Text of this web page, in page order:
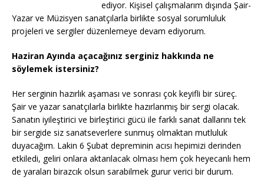
ediyor. Kişisel çalışmalarım dışında Şair-
Yazar ve Müzisyen sanatçılarla birlikte sosyal sorumluluk
projeleri ve sergiler düzenlemeye devam ediyorum.
Haziran Ayında açacağınız serginiz hakkında ne
söylemek istersiniz?
Her serginin hazırlık aşaması ve sonrası çok keyifli bir süreç.
Şair ve yazar sanatçılarla birlikte hazırlanmış bir sergi olacak.
Sanatın iyileştirici ve birleştirici gücü ile farklı sanat dallarını tek
bir sergide siz sanatseverlere sunmuş olmaktan mutluluk
duyacağım. Lakin 6 Şubat depreminin acısı hepimizi derinden
etkiledi, geliri onlara aktarılacak olması hem çok heyecanlı hem
de yaraları birazcık olsun sarabilmek gurur verici bir durum.